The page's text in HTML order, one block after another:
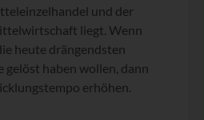
und der
liegt. Wenn
heute drängendsten
gelöst haben wollen, dann
erhöhen.